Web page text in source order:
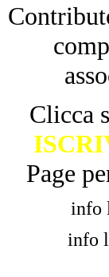
Clicca
Page
info
info